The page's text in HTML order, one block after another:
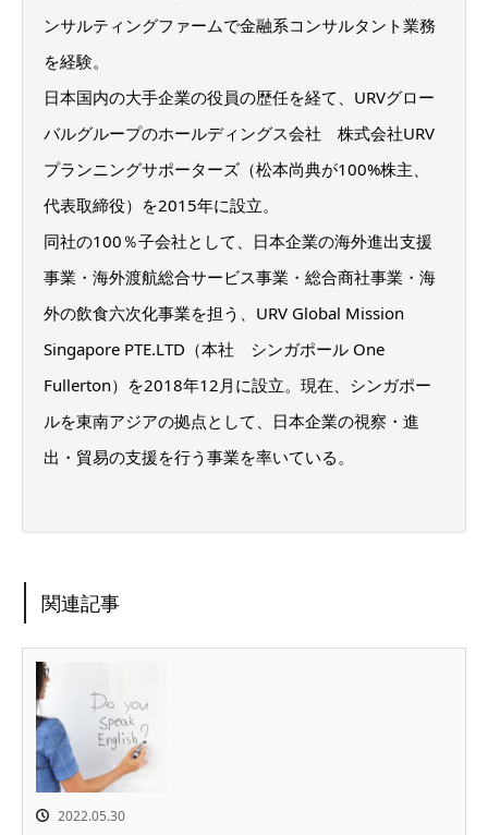
ンサルティングファームで金融系コンサルタント業務
を経験。
日本国内の大手企業の役員の歴任を経て、URVグロー
バルグループのホールディングス会社 株式会社URV
プランニングサポーターズ（松本尚典が100%株主、
代表取締役）を2015年に設立。
同社の100％子会社として、日本企業の海外進出支援
事業・海外渡航総合サービス事業・総合商社事業・海
外の飲食六次化事業を担う、URV Global Mission
Singapore PTE.LTD（本社 シンガポール One
Fullerton）を2018年12月に設立。現在、シンガポー
ルを東南アジアの拠点として、日本企業の視察・進
出・貿易の支援を行う事業を率いている。
関連記事
2022.05.30